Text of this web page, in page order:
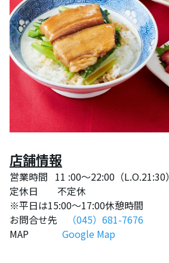
店舗情報
営業時間 11 :00〜22:00（L.O.21:30）
定休日 不定休
※平日は15:00～17:00休憩時間
お問合せ先
（045）681-7676
MAP Google Map